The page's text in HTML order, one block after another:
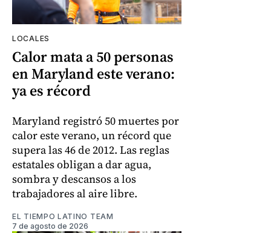
LOCALES
Calor mata a 50 personas
en Maryland este verano:
ya es récord
Maryland registró 50 muertes por
calor este verano, un récord que
supera las 46 de 2012. Las reglas
estatales obligan a dar agua,
sombra y descansos a los
trabajadores al aire libre.
EL TIEMPO LATINO TEAM
7 de agosto de 2026